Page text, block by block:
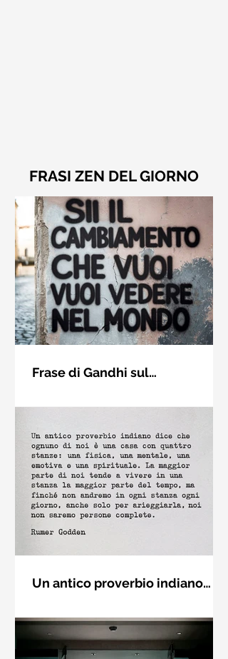
FRASI ZEN DEL GIORNO
Frase di Gandhi sul
Un antico proverbio indiano
con la macchina per scrivere
ognuno di noi è una casa con quattro
stanze: una fisica, una mentale, una